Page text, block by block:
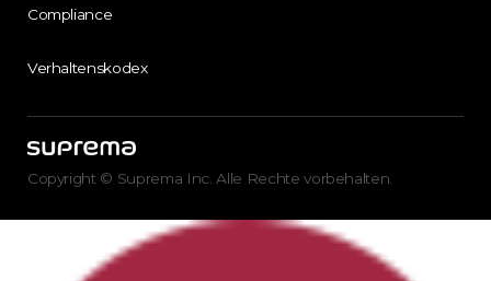
Compliance
Verhaltenskodex
Copyright © Suprema Inc. Alle Rechte vorbehalten.